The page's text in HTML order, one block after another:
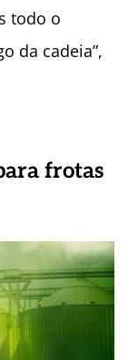
todo o
da cadeia”,
frotas